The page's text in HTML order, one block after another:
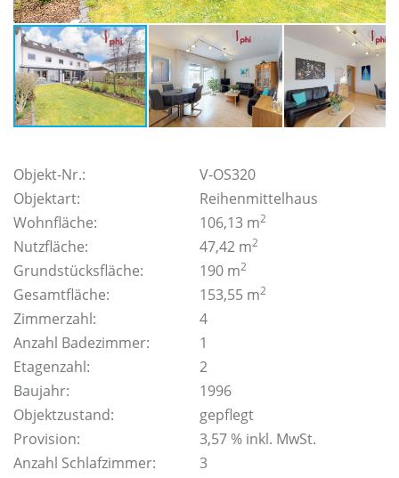
Objekt-Nr.:
V-OS320
Objektart:
Reihenmittelhaus
Wohnfläche:
106,13 m2
Nutzfläche: 47,42 m2
Grundstücksfläche: 190 m2
Gesamtfläche: 153,55 m2
Zimmerzahl:
4
Anzahl Badezimmer:
1
Etagenzahl:
2
Baujahr:
1996
Objektzustand:
gepflegt
Provision:
3,57 % inkl. MwSt.
Anzahl Schlafzimmer:
3